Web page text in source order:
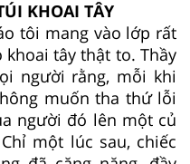
KHOAI TÂY
tôi mang vào lớp rất
tây thật to. Thầy
người rằng, mỗi khi
muốn tha thứ lỗi
người đó lên một củ
một lúc sau, chiếc